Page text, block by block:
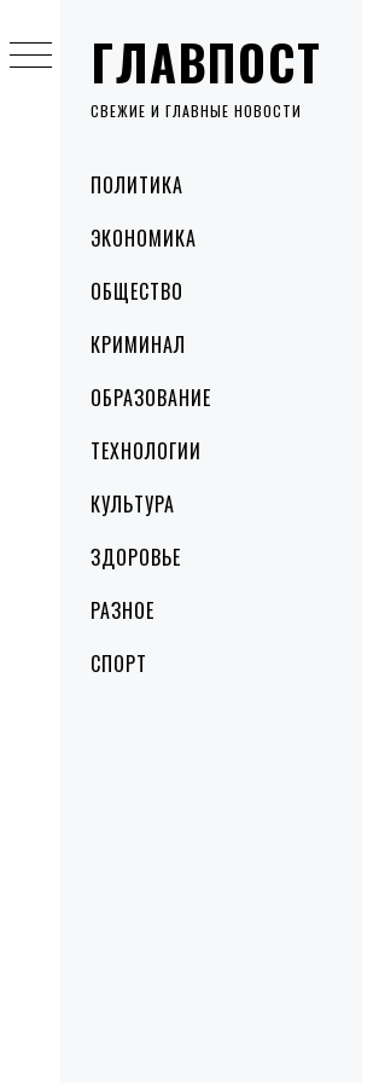
ГЛАВПОСТ
СВЕЖИЕ И ГЛАВНЫЕ НОВОСТИ
MenuПОЛИТИКА
ЭКОНОМИКА
ОБЩЕСТВО
КРИМИНАЛ
ОБРАЗОВАНИЕ
ТЕХНОЛОГИИ
КУЛЬТУРА
ЗДОРОВЬЕ
РАЗНОЕ
СПОРТ
to
content